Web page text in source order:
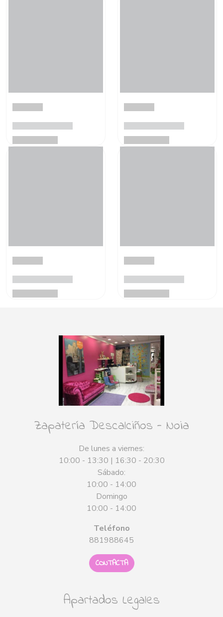
Zapatería Descalciños - Noia
De lunes a viernes:
10:00 - 13:30 | 16:30 - 20:30
Sábado:
10:00 - 14:00
Domingo
10:00 - 14:00
Teléfono
881988645
CONTACTA
Apartados Legales